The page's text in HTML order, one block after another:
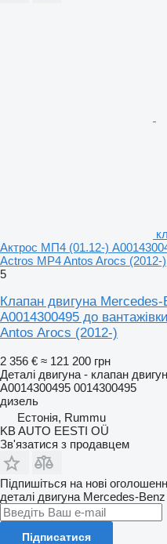
Актрос МП4 (01.12-)
Actros MP4 Antos Arocs (2012-)
5
Клапан двигуна
A0014300495 до
Antos Arocs (2012-)
2 356 € ≈ 121 200 грн
Деталі двигуна - клапан
A0014300495 0014300495
дизель
Естонія, Rummu
KB AUTO EESTI OÜ
Зв'язатися з продавцем
Підпишіться на нові
деталі двигуна Mercedes-
Підписатися